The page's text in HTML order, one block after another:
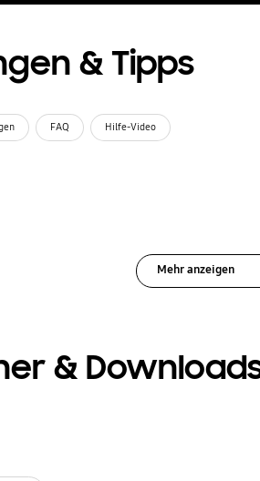
& Tipps
FAQ Hilfe-Video
Mehr anzeigen
&